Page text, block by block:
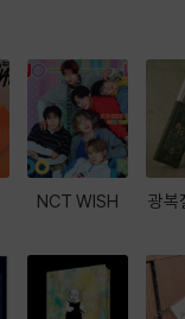
NCT WISH 광복